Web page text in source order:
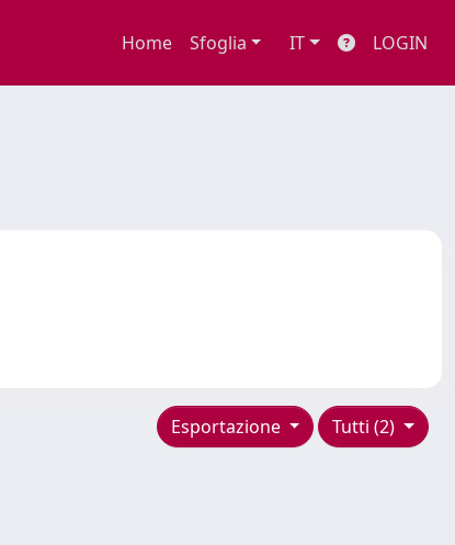
Home Sfoglia IT LOGIN
Tutti (2)
Esportazione